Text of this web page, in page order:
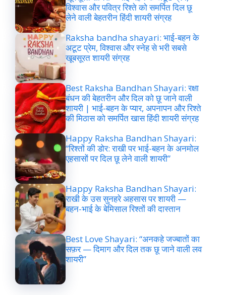
विश्वास और पवित्र रिश्ते को समर्पित दिल छू
लेने वाली बेहतरीन हिंदी शायरी संग्रह
Raksha bandha shayari: भाई-बहन के
अटूट प्रेम, विश्वास और स्नेह से भरी सबसे
खूबसूरत शायरी संग्रह
Best Raksha Bandhan Shayari: रक्षा
बंधन की बेहतरीन और दिल को छू जाने वाली
शायरी | भाई-बहन के प्यार, अपनापन और रिश्ते
की मिठास को समर्पित खास हिंदी शायरी संग्रह
Happy Raksha Bandhan Shayari:
“रिश्तों की डोर: राखी पर भाई-बहन के अनमोल
एहसासों पर दिल छू लेने वाली शायरी”
Happy Raksha Bandhan Shayari:
राखी के उस सुनहरे अहसास पर शायरी —
बहन-भाई के बेमिसाल रिश्तों की दास्तान
Best Love Shayari: “अनकहे जज्बातों का
सफ़र — दिमाग और दिल तक छू जाने वाली लव
शायरी”